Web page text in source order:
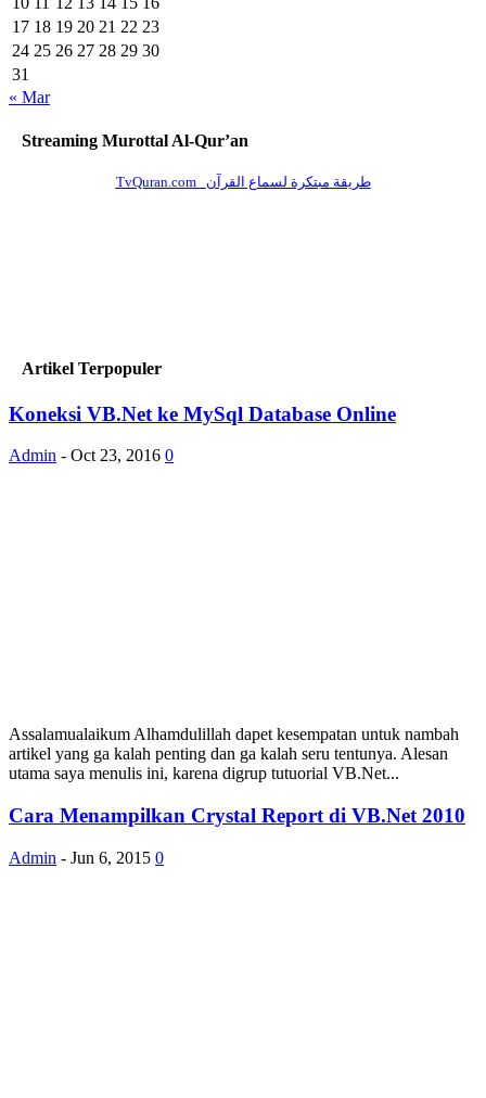
17 18 19 20 21 22 23
24 25 26 27 28 29 30
31
« Mar
Streaming Murottal Al-Qur’an
Artikel Terpopuler
Koneksi VB.Net ke MySql Database Online
Admin - Oct 23, 2016 0
Assalamualaikum Alhamdulillah dapet kesempatan untuk nambah
artikel yang ga kalah penting dan ga kalah seru tentunya. Alesan
utama saya menulis ini, karena digrup tutuorial VB.Net...
Cara Menampilkan Crystal Report di VB.Net 2010
Admin - Jun 6, 2015 0